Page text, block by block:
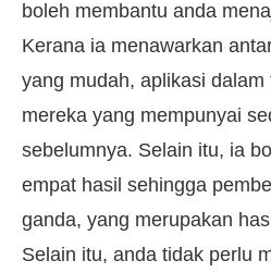
boleh membantu anda
Kerana ia menawarkan
yang mudah, aplikasi
mereka yang mempunyai
sebelumnya. Selain itu, ia
empat hasil sehingga
ganda, yang merupakan
Selain itu, anda tidak perlu